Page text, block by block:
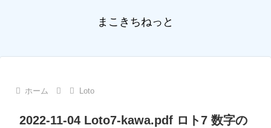
まこきちねっと
ホーム Loto
2022-11-04 Loto7-kawa.pdf ロト7 数字の